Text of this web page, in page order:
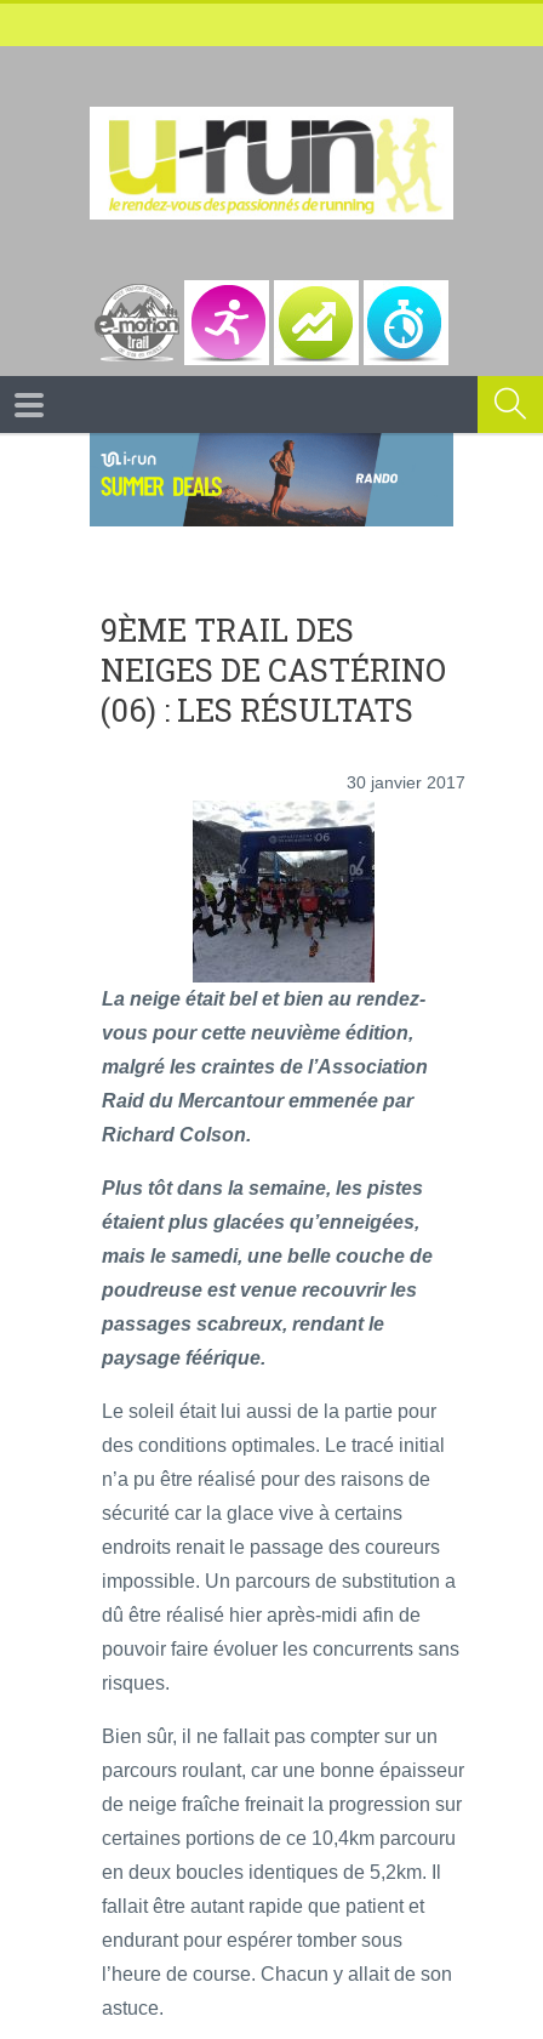
9ÈME TRAIL DES
NEIGES DE CASTÉRINO
(06) : LES RÉSULTATS
30 janvier 2017
La neige était bel et bien au rendez-
vous pour cette neuvième édition,
malgré les craintes de l’Association
Raid du Mercantour emmenée par
Richard Colson.
Plus tôt dans la semaine, les pistes
étaient plus glacées qu’enneigées,
mais le samedi, une belle couche de
poudreuse est venue recouvrir les
passages scabreux, rendant le
paysage féérique.
Le soleil était lui aussi de la partie pour
des conditions optimales. Le tracé initial
n’a pu être réalisé pour des raisons de
sécurité car la glace vive à certains
endroits renait le passage des coureurs
impossible. Un parcours de substitution a
dû être réalisé hier après-midi afin de
pouvoir faire évoluer les concurrents sans
risques.
Bien sûr, il ne fallait pas compter sur un
parcours roulant, car une bonne épaisseur
de neige fraîche freinait la progression sur
certaines portions de ce 10,4km parcouru
en deux boucles identiques de 5,2km. Il
fallait être autant rapide que patient et
endurant pour espérer tomber sous
l’heure de course. Chacun y allait de son
astuce.